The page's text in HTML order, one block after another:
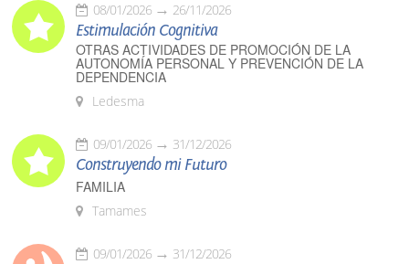
08/01/2026 26/11/2026
Estimulación Cognitiva
OTRAS ACTIVIDADES DE PROMOCIÓN DE LA
AUTONOMÍA PERSONAL Y PREVENCIÓN DE LA
DEPENDENCIA
Ledesma
09/01/2026 31/12/2026
Construyendo mi Futuro
FAMILIA
Tamames
09/01/2026 31/12/2026